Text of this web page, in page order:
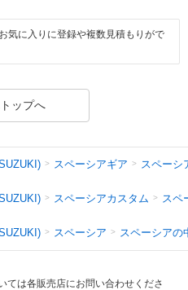
気に入りに登録や複数見積もりがで
ップへ
スペーシアギア スペーシ
スペーシアカスタム スペ
スペーシア スペーシアの
は各販売店にお問い合わせくださ